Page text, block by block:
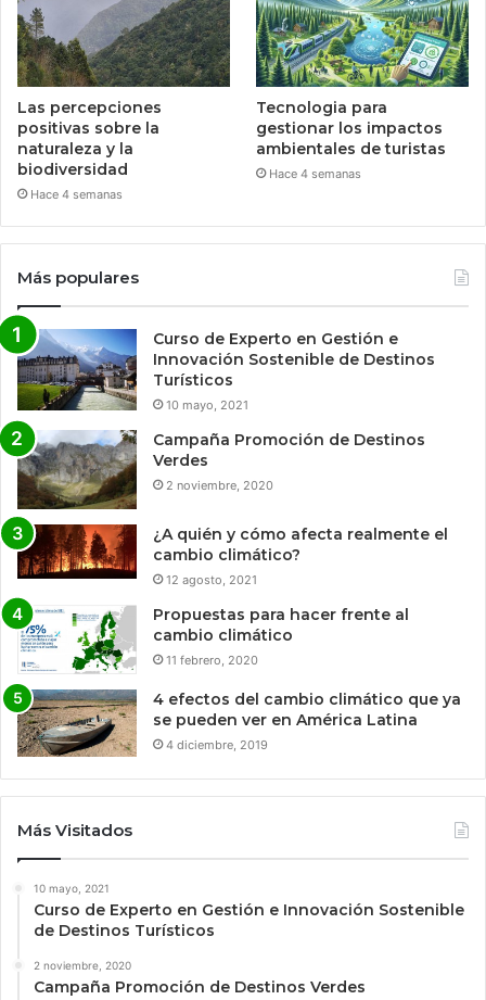
Las percepciones
positivas sobre la
naturaleza y la
biodiversidad
Hace 4 semanas
Tecnologia para
gestionar los impactos
ambientales de turistas
Hace 4 semanas
Más populares
Curso de Experto en Gestión e
Innovación Sostenible de Destinos
Turísticos
10 mayo, 2021
Campaña Promoción de Destinos
Verdes
2 noviembre, 2020
¿A quién y cómo afecta realmente el
cambio climático?
12 agosto, 2021
Propuestas para hacer frente al
cambio climático
11 febrero, 2020
4 efectos del cambio climático que ya
se pueden ver en América Latina
4 diciembre, 2019
Más Visitados
10 mayo, 2021
Curso de Experto en Gestión e Innovación Sostenible
de Destinos Turísticos
2 noviembre, 2020
Campaña Promoción de Destinos Verdes